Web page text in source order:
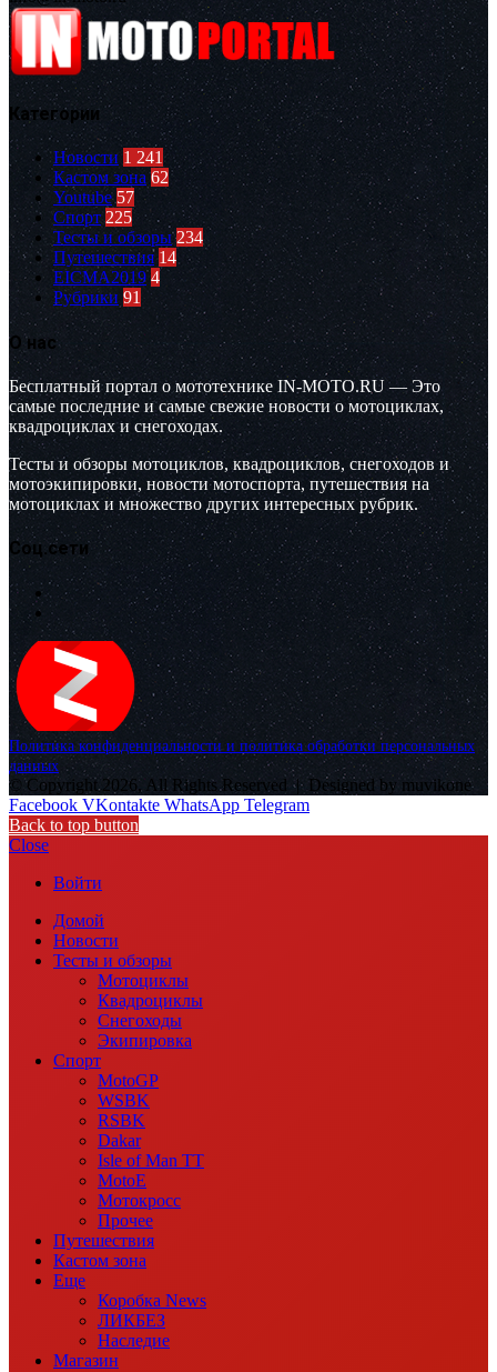
Категории
Новости 1 241
Кастом зона 62
Youtube 57
Спорт 225
Тесты и обзоры 234
Путешествия 14
EICMA2019 4
Рубрики 91
О нас
Бесплатный портал о мототехнике IN-MOTO.RU — Это
самые последние и самые свежие новости о мотоциклах,
квадроциклах и снегоходах.
Тесты и обзоры мотоциклов, квадроциклов, снегоходов и
мотоэкипировки, новости мотоспорта, путешествия на
мотоциклах и множество других интересных рубрик.
Соц.сети
Политика конфиденциальности и политика обработки персональных
данных
© Copyright 2026, All Rights Reserved | Designed by muvikone
Facebook VKontakte WhatsApp Telegram
Back to top button
Close
Войти
Домой
Новости
Тесты и обзоры
Мотоциклы
Квадроциклы
Снегоходы
Экипировка
Спорт
MotoGP
WSBK
RSBK
Dakar
Isle of Man TT
MotoE
Мотокросс
Прочее
Путешествия
Кастом зона
Еще
Коробка News
ЛИКБЕЗ
Наследие
Магазин